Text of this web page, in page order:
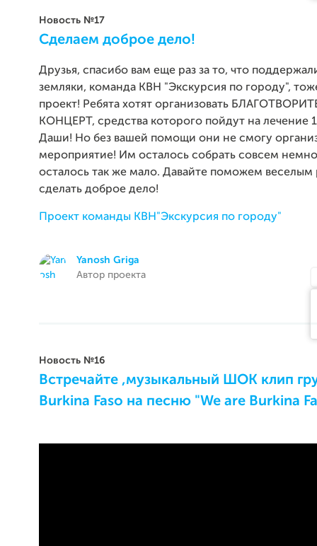
Новость №17
Сделаем доброе дело!
Друзья, спасибо вам еще раз за то, что
земляки, команда КВН "Экскурсия по городу",
проект! Ребята хотят организовать
КОНЦЕРТ, средства которого пойдут на лечение
Даши! Но без вашей помощи они не смогу
мероприятие! Им осталось собрать совсем
осталось так же мало. Давайте поможем веселым
сделать доброе дело!
Проект команды КВН"Экскурсия по городу"
Yanosh Griga
Автор проекта
Новость №16
Встречайте ,музыкальный ШОК клип
Burkina Faso на песню "We are Burkina